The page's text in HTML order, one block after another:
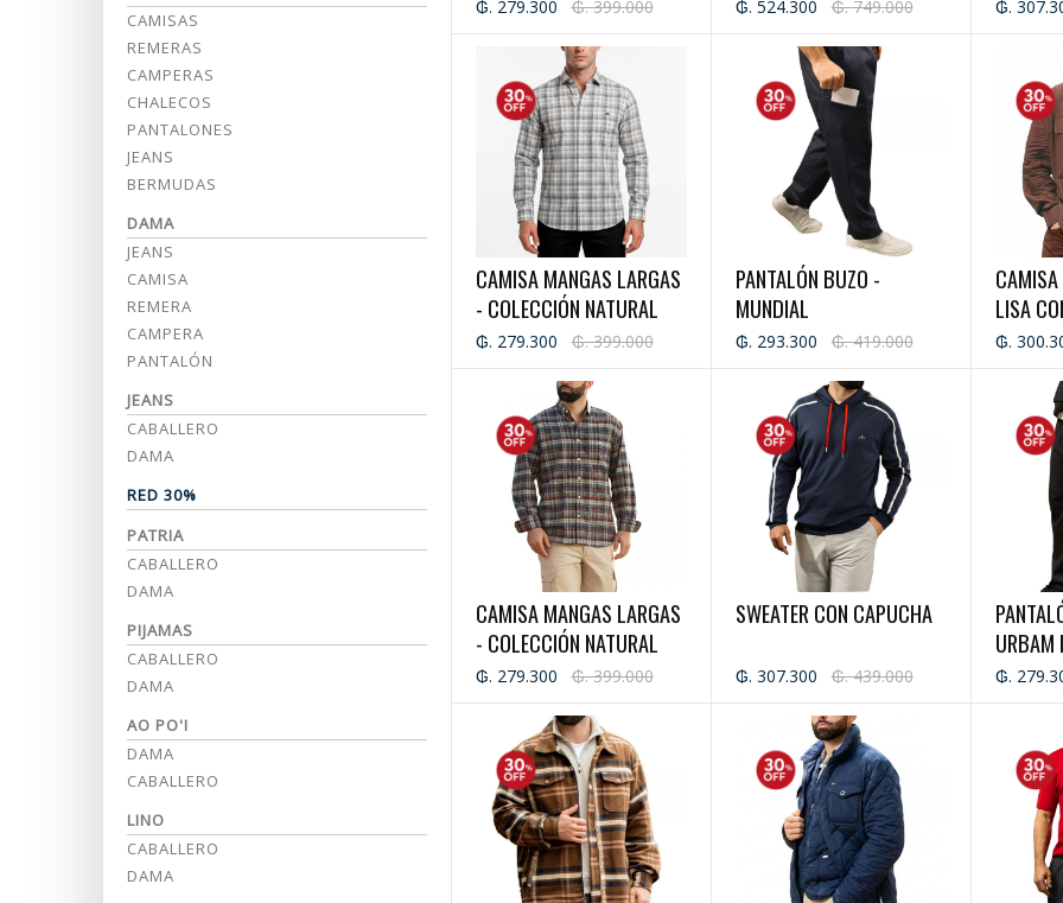
CAMISAS
REMERAS
CAMPERAS
CHALECOS
PANTALONES
JEANS
BERMUDAS
DAMA
JEANS
CAMISA
REMERA
CAMPERA
PANTALÓN
JEANS
CABALLERO
DAMA
RED 30%
PATRIA
CABALLERO
DAMA
PIJAMAS
CABALLERO
DAMA
AO PO'I
DAMA
CABALLERO
LINO
CABALLERO
DAMA
₲. 279.300 ₲. 399.000 ₲. 524.300 ₲. 749.000
-
₲.
CAMISA MANGAS LARGAS
- COLECCIÓN NATURAL
₲. 279.300 ₲. 399.000
PANTALÓN BUZO -
MUNDIAL
₲. 293.300 ₲. 419.000
LISA
-
₲.
CAMISA MANGAS LARGAS
- COLECCIÓN NATURAL
₲. 279.300 ₲. 399.000
SWEATER CON CAPUCHA
₲. 307.300 ₲. 439.000
URBAM
₲.